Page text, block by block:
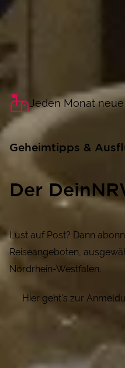
Jeden Monat
Geheimtipps &
Der
Lust auf Post? Dann
Reiseangeboten,
Nordrhein-Westfalen.
Hier geht's zur